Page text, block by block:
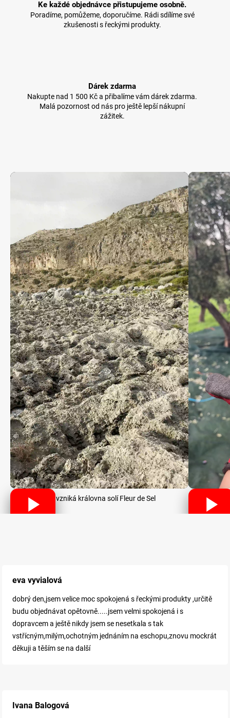
Ke každé objednávce přistupujeme osobně.
Poradíme, pomůžeme, doporučíme. Rádi sdílíme své
zkušenosti s řeckými produkty.
Dárek zdarma
Nakupte nad 1 500 Kč a přibalíme vám dárek zdarma.
Malá pozornost od nás pro ještě lepší nákupní
zážitek.
Jak vzniká královna solí Fleur de Sel
eva vyvialová
dobrý den,jsem velice moc spokojená s řeckými produkty ,určitě
budu objednávat opětovně.....jsem velmi spokojená i s
dopravcem a ještě nikdy jsem se nesetkala s tak
vstřícným,milým,ochotným jednáním na eschopu,znovu mockrát
děkuji a těším se na další
Ivana Balogová